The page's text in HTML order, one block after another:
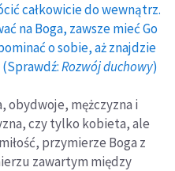
całkowicie do wewnątrz.
na Boga, zawsze mieć Go
o sobie, aż znajdzie
Rozwój duchowy)
obydwoje, mężczyzna i
czy tylko kobieta, ale
przymierze Boga z
zawartym między